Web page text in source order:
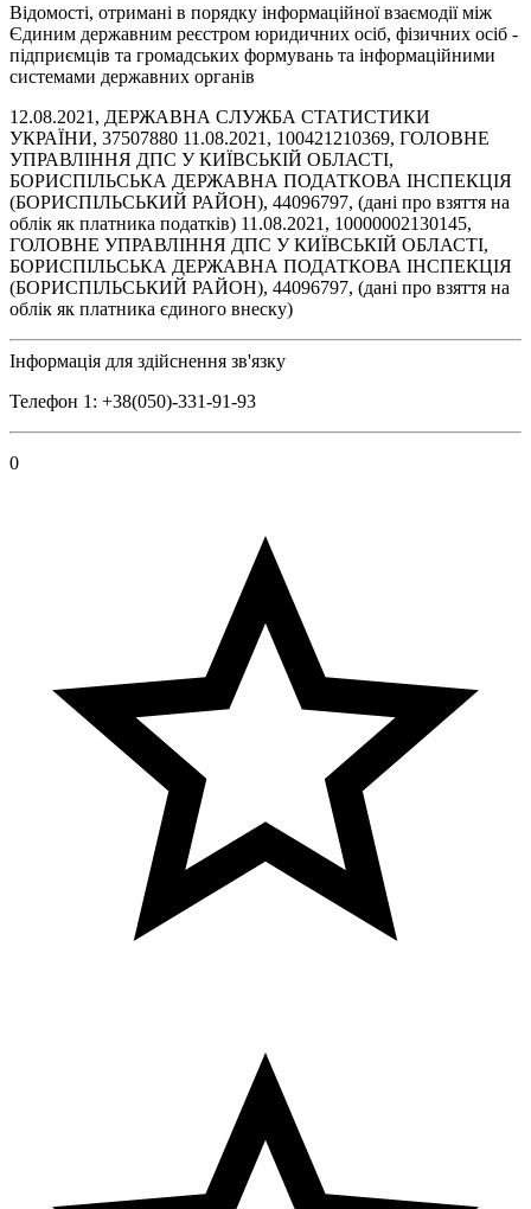
Відомості, отримані в порядку інформаційної взаємодії між
Єдиним державним реєстром юридичних осіб, фізичних осіб -
підприємців та громадських формувань та інформаційними
системами державних органів
12.08.2021, ДЕРЖАВНА СЛУЖБА СТАТИСТИКИ
УКРАЇНИ, 37507880 11.08.2021, 100421210369, ГОЛОВНЕ
УПРАВЛІННЯ ДПС У КИЇВСЬКІЙ ОБЛАСТІ,
БОРИСПІЛЬСЬКА ДЕРЖАВНА ПОДАТКОВА ІНСПЕКЦІЯ
(БОРИСПІЛЬСЬКИЙ РАЙОН), 44096797, (дані про взяття на
облік як платника податків) 11.08.2021, 10000002130145,
ГОЛОВНЕ УПРАВЛІННЯ ДПС У КИЇВСЬКІЙ ОБЛАСТІ,
БОРИСПІЛЬСЬКА ДЕРЖАВНА ПОДАТКОВА ІНСПЕКЦІЯ
(БОРИСПІЛЬСЬКИЙ РАЙОН), 44096797, (дані про взяття на
облік як платника єдиного внеску)
Інформація для здійснення зв'язку
Телефон 1: +38(050)-331-91-93
0